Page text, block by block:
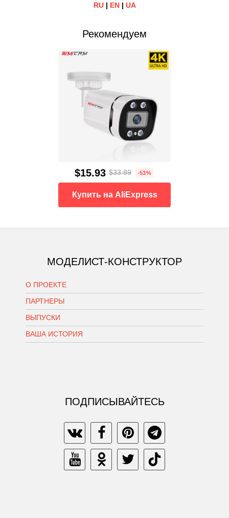
RU| EN| UA
Рекомендуем
$15.93 $33.89 -53%
Купить на AliExpress
МОДЕЛИСТ-КОНСТРУКТОР
О ПРОЕКТЕ
ПАРТНЕРЫ
ВЫПУСКИ
ВАША ИСТОРИЯ
ПОДПИСЫВАЙТЕСЬ